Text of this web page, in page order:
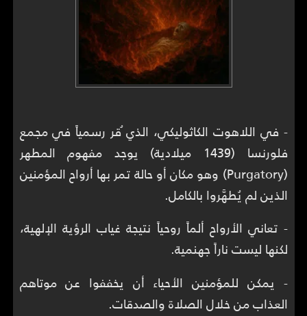
- في اللاهوت الكاثوليكي، الذي ُقر رسمياً في مجمع
فلورنسا (1439 ميلادية) يوجد مفهوم المطهر
(Purgatory) وهو مكان أو حالة تمر بها أرواح المؤمنين
الذين لم يُطهَّروا بالكامل.
- تعاني الأرواح ألماً روحياً نتيجة غياب الرؤية الإلهية،
لكنها ليست ناراً جهنمية.
- يمكن للمؤمنين الأحياء أن يخففوا عن موتاهم
العذاب من خلال الصلاة والصدقات.